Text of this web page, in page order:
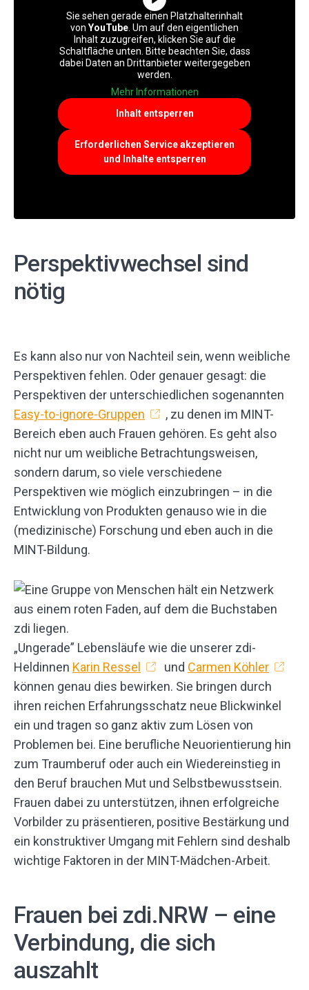
Sie sehen gerade einen Platzhalterinhalt
von YouTube. Um auf den eigentlichen
Inhalt zuzugreifen, klicken Sie auf die
Schaltfläche unten. Bitte beachten Sie, dass
dabei Daten an Drittanbieter weitergegeben
werden.
Mehr Informationen
Inhalt entsperren
Erforderlichen Service akzeptieren
und Inhalte entsperren
Perspektivwechsel sind
nötig
Es kann also nur von Nachteil sein, wenn weibliche
Perspektiven fehlen. Oder genauer gesagt: die
Perspektiven der unterschiedlichen sogenannten
Easy-to-ignore-Gruppen
, zu denen im MINT-
Bereich eben auch Frauen gehören. Es geht also
nicht nur um weibliche Betrachtungsweisen,
sondern darum, so viele verschiedene
Perspektiven wie möglich einzubringen – in die
Entwicklung von Produkten genauso wie in die
(medizinische) Forschung und eben auch in die
MINT-Bildung.
„Ungerade” Lebensläufe wie die unserer zdi-
Heldinnen Karin Ressel und Carmen Köhler
können genau dies bewirken. Sie bringen durch
ihren reichen Erfahrungsschatz neue Blickwinkel
ein und tragen so ganz aktiv zum Lösen von
Problemen bei. Eine berufliche Neuorientierung hin
zum Traumberuf oder auch ein Wiedereinstieg in
den Beruf brauchen Mut und Selbstbewusstsein.
Frauen dabei zu unterstützen, ihnen erfolgreiche
Vorbilder zu präsentieren, positive Bestärkung und
ein konstruktiver Umgang mit Fehlern sind deshalb
wichtige Faktoren in der MINT-Mädchen-Arbeit.
Frauen bei zdi.NRW – eine
Verbindung, die sich
auszahlt